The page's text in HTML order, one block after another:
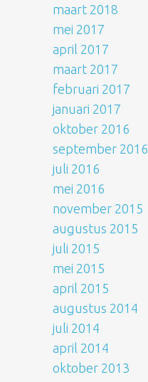
maart 2018
mei 2017
april 2017
maart 2017
februari 2017
januari 2017
oktober 2016
september 2016
juli 2016
mei 2016
november 2015
augustus 2015
juli 2015
mei 2015
april 2015
augustus 2014
juli 2014
april 2014
oktober 2013